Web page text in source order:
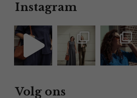
Instagram
Volg ons